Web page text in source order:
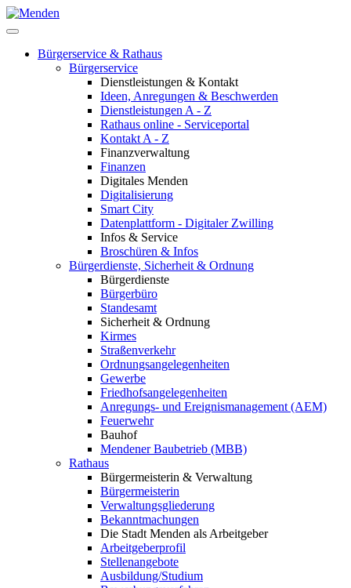
Bürgerservice & Rathaus
Bürgerservice
Dienstleistungen & Kontakt
Ideen, Anregungen & Beschwerden
Dienstleistungen A - Z
Rathaus online - Serviceportal
Kontakt A - Z
Finanzverwaltung
Finanzen
Digitales Menden
Digitalisierung
Smart City
Datenplattform - Digitaler Zwilling
Infos & Service
Broschüren & Infos
Bürgerdienste, Sicherheit & Ordnung
Bürgerdienste
Bürgerbüro
Standesamt
Sicherheit & Ordnung
Kirmes
Straßenverkehr
Ordnungsangelegenheiten
Gewerbe
Friedhofsangelegenheiten
Anregungs- und Ereignismanagement (AEM)
Feuerwehr
Bauhof
Mendener Baubetrieb (MBB)
Rathaus
Bürgermeisterin & Verwaltung
Bürgermeisterin
Verwaltungsgliederung
Bekanntmachungen
Die Stadt Menden als Arbeitgeber
Arbeitgeberprofil
Stellenangebote
Ausbildung/Studium